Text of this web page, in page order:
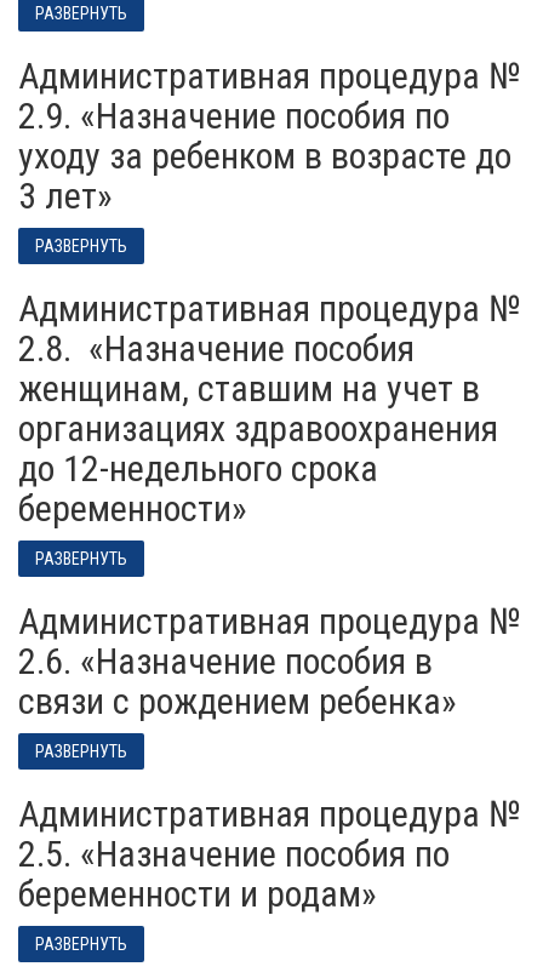
РАЗВЕРНУТЬ
Административная процедура №
2.9. «Назначение пособия по
уходу за ребенком в возрасте до
3 лет»
РАЗВЕРНУТЬ
Административная процедура №
2.8. «Назначение пособия
женщинам, ставшим на учет в
организациях здравоохранения
до 12-недельного срока
беременности»
РАЗВЕРНУТЬ
Административная процедура №
2.6. «Назначение пособия в
связи с рождением ребенка»
РАЗВЕРНУТЬ
Административная процедура №
2.5. «Назначение пособия по
беременности и родам»
РАЗВЕРНУТЬ